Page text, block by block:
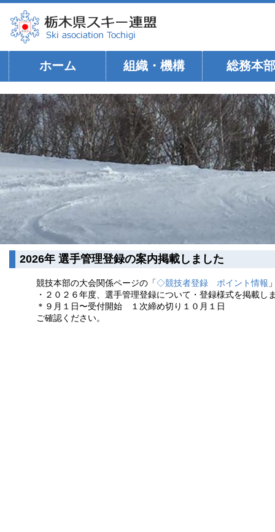
ホーム 組織・機構 総務本部
2026年 選手管理登録の案内掲載しました
競技本部の大会関係ページの「◇競技者登録 ポイント情報
・２０２６年度、選手管理登録について・登録様式を掲載し
＊９月１日〜受付開始 １次締め切り１０月１日
ご確認ください。